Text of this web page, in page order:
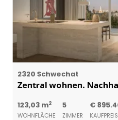
2320 Schwechat
Zentral wohnen.
123,03 m2
WOHNFLÄCHE
5
ZIMMER
€
KAUFPREIS